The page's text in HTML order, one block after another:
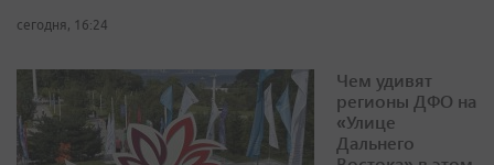
сегодня, 16:24
Чем удивят
регионы ДФО на
«Улице
Дальнего